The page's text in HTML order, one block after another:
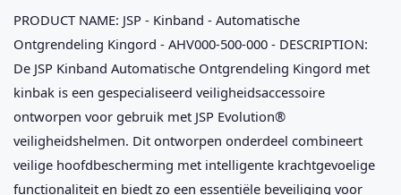
PRODUCT NAME: JSP - Kinband - Automatische
Ontgrendeling Kingord - AHV000-500-000 - DESCRIPTION:
De JSP Kinband Automatische Ontgrendeling Kingord met
kinbak is een gespecialiseerd veiligheidsaccessoire
ontworpen voor gebruik met JSP Evolution®
veiligheidshelmen. Dit ontworpen onderdeel combineert
veilige hoofdbescherming met intelligente krachtgevoelige
functionaliteit en biedt zo een essentiële beveiliging voor